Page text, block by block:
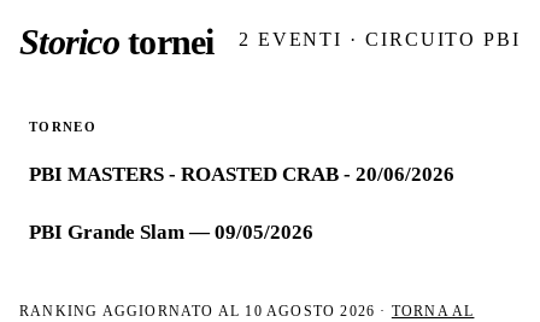
Storicotornei 2 EVENTI · CIRCUITO PBI
TORNEO
PBI MASTERS - ROASTED CRAB - 20/06/2026
PBI Grande Slam — 09/05/2026
RANKING AGGIORNATO AL 10 AGOSTO 2026 · TORNA AL